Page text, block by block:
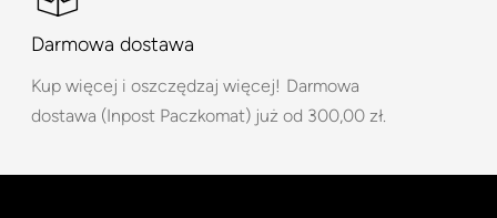
Darmowa dostawa
Kup więcej i oszczędzaj więcej! Darmowa
dostawa (Inpost Paczkomat) już od 300,00 zł.